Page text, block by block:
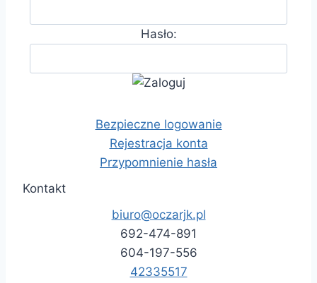
Hasło:
Bezpieczne logowanie
Rejestracja konta
Przypomnienie hasła
Kontakt
biuro@oczarjk.pl
692-474-891
604-197-556
42335517